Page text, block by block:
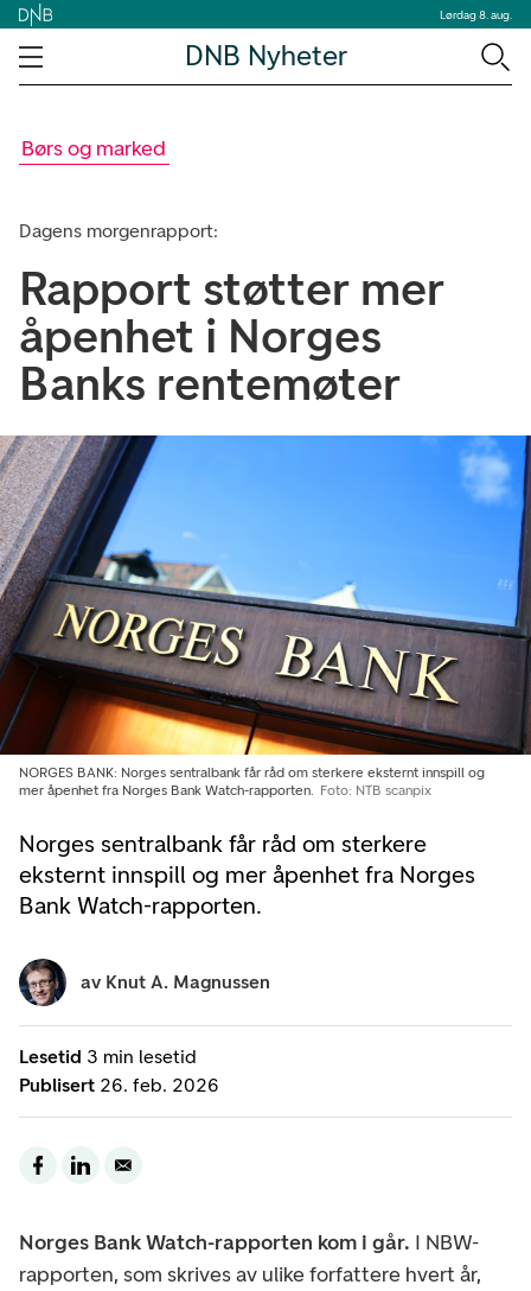
Lørdag 8. aug.
DNB Nyheter
Børs og marked
Dagens morgenrapport:
Rapport støtter mer
åpenhet i Norges
Banks rentemøter
Norges sentralbank får råd om sterkere
eksternt innspill og mer åpenhet fra Norges
Bank Watch-rapporten.
NORGES BANK: Norges sentralbank får råd om sterkere eksternt innspill og
mer åpenhet fra Norges Bank Watch-rapporten.
Foto: NTB scanpix
Lesetid 3 min lesetid
Publisert 26. feb. 2026
av Knut A. Magnussen
Norges Bank Watch-rapporten kom i går. I NBW-
rapporten, som skrives av ulike forfattere hvert år,